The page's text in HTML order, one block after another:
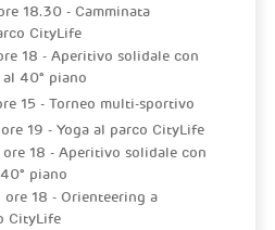
18.30 - Camminata
CityLife
18 - Aperitivo solidale con
40° piano
15 - Torneo multi-sportivo
19 - Yoga al parco CityLife
18 - Aperitivo solidale con
piano
18 - Orienteering a
CityLife